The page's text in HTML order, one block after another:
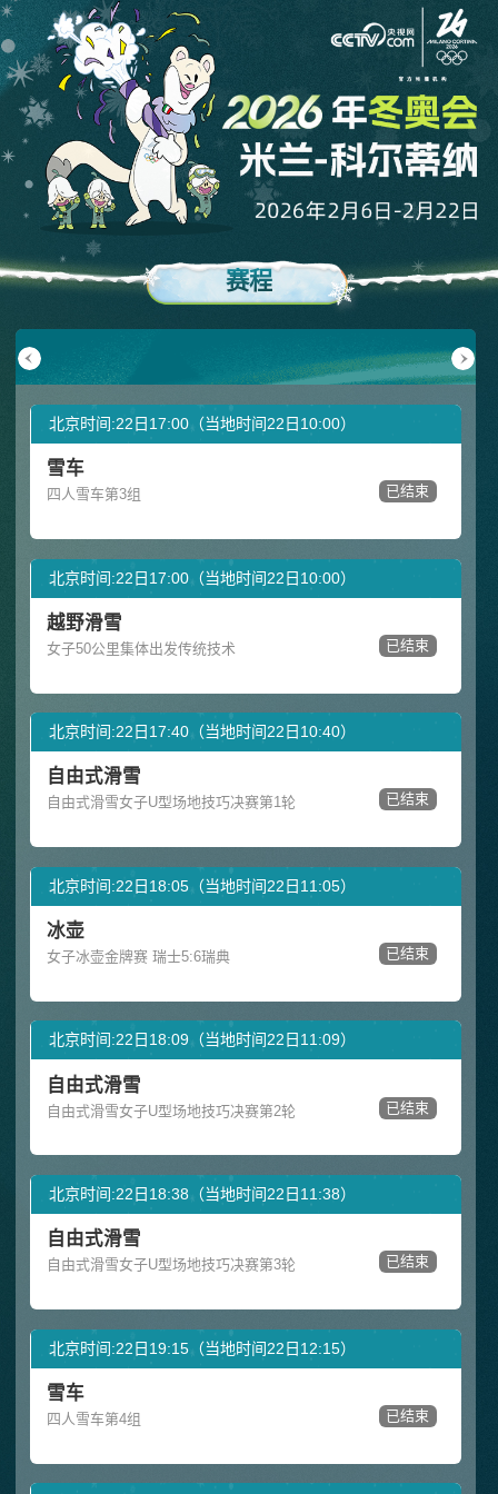
赛程
17日
周三
周六
02月22日
周日
北京时间:22日17:00（当地时间22日10:00）
雪车
四人雪车第3组 已结束
北京时间:22日17:00（当地时间22日10:00）
越野滑雪
女子50公里集体出发传统技术 已结束
北京时间:22日17:40（当地时间22日10:40）
自由式滑雪
自由式滑雪女子U型场地技巧决赛第1轮 已结束
北京时间:22日18:05（当地时间22日11:05）
冰壶
女子冰壶金牌赛 瑞士5:6瑞典 已结束
北京时间:22日18:09（当地时间22日11:09）
自由式滑雪
自由式滑雪女子U型场地技巧决赛第2轮 已结束
北京时间:22日18:38（当地时间22日11:38）
自由式滑雪
自由式滑雪女子U型场地技巧决赛第3轮 已结束
北京时间:22日19:15（当地时间22日12:15）
雪车
四人雪车第4组 已结束